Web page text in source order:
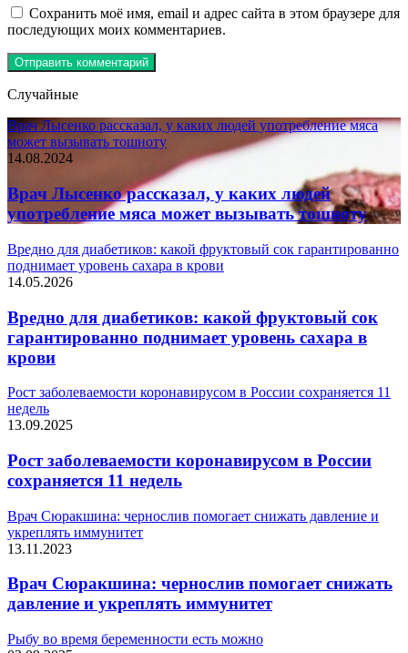
Сохранить моё имя, email и адрес сайта в этом браузере для
последующих моих комментариев.
Случайные
Врач Лысенко рассказал, у каких людей употребление мяса
может вызывать тошноту
14.08.2024
Врач Лысенко рассказал, у каких людей
употребление мяса может вызывать тошноту
Вредно для диабетиков: какой фруктовый сок гарантированно
поднимает уровень сахара в крови
14.05.2026
Вредно для диабетиков: какой фруктовый сок
гарантированно поднимает уровень сахара в
крови
Рост заболеваемости коронавирусом в России сохраняется 11
недель
13.09.2025
Рост заболеваемости коронавирусом в России
сохраняется 11 недель
Врач Сюракшина: чернослив помогает снижать давление и
укреплять иммунитет
13.11.2023
Врач Сюракшина: чернослив помогает снижать
давление и укреплять иммунитет
Рыбу во время беременности есть можно